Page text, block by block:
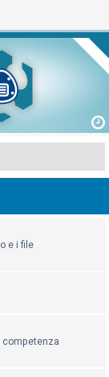
e i file
competenza